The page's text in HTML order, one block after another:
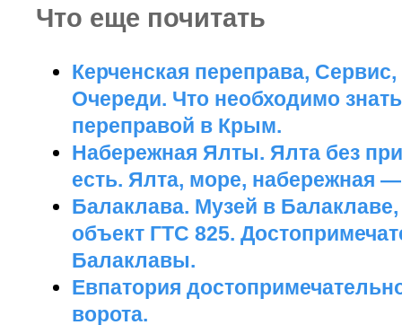
Что еще почитать
Керченская переправа,
Очереди. Что необходимо
переправой в Крым.
Набережная Ялты. Ялта без
есть. Ялта, море, набережная
Балаклава. Музей в
объект ГТС 825.
Балаклавы.
Евпатория
ворота.